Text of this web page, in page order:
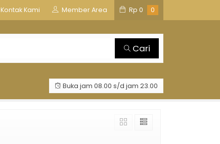
Kontak Kami Member Area Rp 0 0
TOSAN AJI GROUP
Cari
Buka jam 08.00 s/d jam 23.00